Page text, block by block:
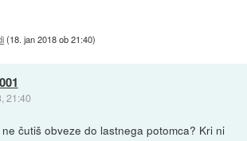
(18. jan 2018 ob 21:40)
21:40
čutiš obveze do lastnega potomca? Kri ni